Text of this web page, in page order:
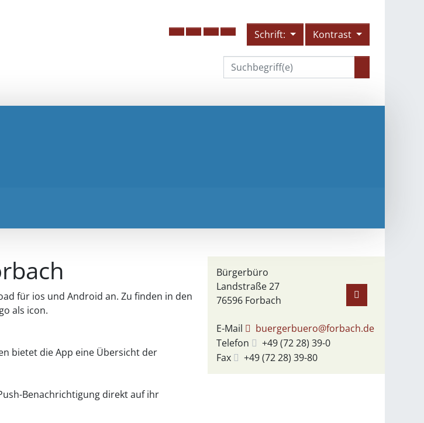
Schrift: Kontrast
für ios und Android an. Zu finden in den
als icon.
bietet die App eine Übersicht der
Benachrichtigung direkt auf ihr
Bürgerbüro
Landstraße 27
76596 Forbach
E-Mail
buergerbuero@forbach.de
Telefon
+49 (7228) 39-0
Fax
+49 (7228) 39-80